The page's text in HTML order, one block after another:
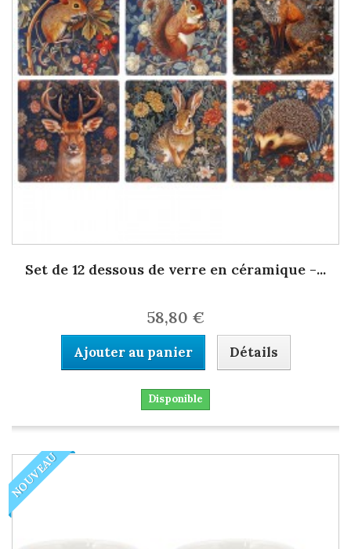
Set de 12 dessous de verre en céramique -...
58,80 €
Ajouter au panier Détails
Disponible
NOUVEAU